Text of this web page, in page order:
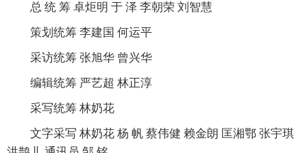
总 统 筹 卓炬明 于 泽 李朝荣 刘智慧
策划统筹 李建国 何运平
采访统筹 张旭华 曾兴华
编辑统筹 严艺超 林正淳
采写统筹 林奶花
文字采写 林奶花 杨 帆 蔡伟健 赖金朗 匡湘鄂 张宇琪